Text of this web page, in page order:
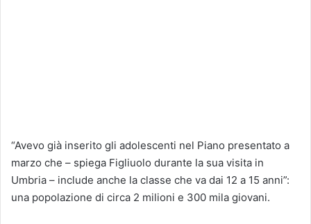
“Avevo già inserito gli adolescenti nel Piano presentato a
marzo che – spiega Figliuolo durante la sua visita in
Umbria – include anche la classe che va dai 12 a 15 anni”:
una popolazione di circa 2 milioni e 300 mila giovani.